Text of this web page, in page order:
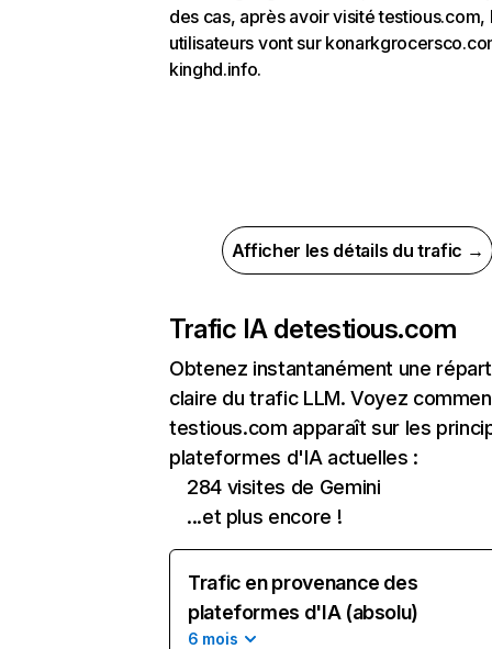
des cas, après avoir visité testious.com,
utilisateurs vont sur
kinghd.info.
Afficher les détails du trafic →
Trafic IA detestious.com
Obtenez instantanément une
claire du trafic LLM. Voyez
testious.com apparaît sur les
plateformes d'IA actuelles :
284 visites de Gemini
...et plus encore !
Trafic en provenance des
plateformes d'IA (absolu)
6 mois